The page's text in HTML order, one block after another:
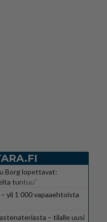
Borg lopettavat:
tuntuu”
yli 1 000 vapaaehtoista
– tilalle uusi